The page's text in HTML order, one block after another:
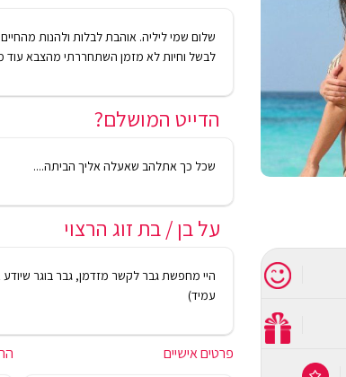
שלום שמי ליליה. אוהבת לבלות ולהנות
לבשל וחיות לא מזמן השתחררתי מהצבא עוד
הדייט המושלם?
שכל כך אתלהב שאעלה אליך הביתה....
על בן / בת זוג הרצוי
היי מחפשת גבר לקשר מזדמן, גבר בוגר
עמיד)
פרטים אישיים